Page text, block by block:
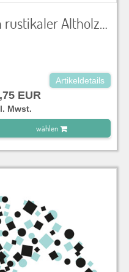
Tischwürfel "Helena" in rustikaler Altholzoptik LxBxH 40x40x42 cm
Artikeldetails
EUR
Mwst.
wählen